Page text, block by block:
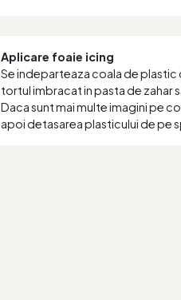
Aplicare foaie icing
Se indeparteaza coala de plastic
tortul imbracat in pasta de zahar
Daca sunt mai multe imagini pe
apoi detasarea plasticului de pe